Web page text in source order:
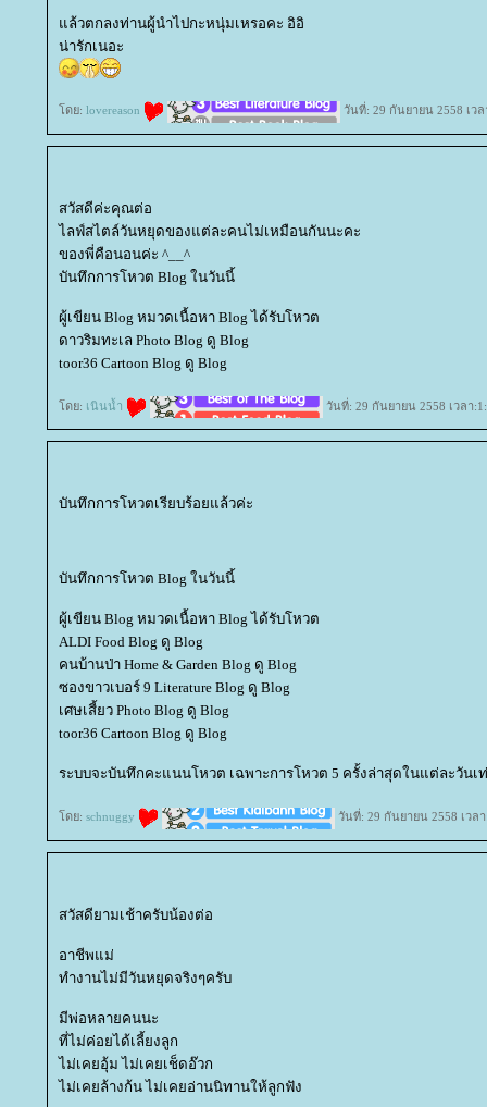
ล้วตกลงท่านผู้นำไปกะหนุ่มเหรอคะ อิอิ
น่ารักเนอะ
ดย: lovereason วันที่: 29 กันยายน 2558 เว
สวัสดีค่ะคุณต่อ
ไลฟ์สไตล์วันหยุดของแต่ละคนไม่เหมือนกันนะคะ
ของพี่คือนอนค่ะ ^__^
บันทึกการโหวต Blog ในวันนี้
ผู้เขียน Blog หมวดเนื้อหา Blog ได้รับโหวต
ดาวริมทะเล Photo Blog ดู Blog
toor36 Cartoon Blog ดู Blog
ดย: เนินน้ำ วันที่: 29 กันยายน 2558 เวลา
บันทึกการโหวตเรียบร้อยแล้วค่ะ
บันทึกการโหวต Blog ในวันนี้
ผู้เขียน Blog หมวดเนื้อหา Blog ได้รับโหวต
ALDI Food Blog ดู Blog
คนบ้านป่า Home & Garden Blog ดู Blog
ซองขาวเบอร์ 9 Literature Blog ดู Blog
เศษเสี้ยว Photo Blog ดู Blog
toor36 Cartoon Blog ดู Blog
ระบบจะบันทึกคะแนนโหวต เฉพาะการโหวต 5 ครั้งล่าสุดในแต่ละวันเ
ดย: schnuggy วันที่: 29 กันยายน 2558 เวล
สวัสดียามเช้าครับน้องต่อ
อาชีพแม่
ทำงานไม่มีวันหยุดจริงๆครับ
มีพ่อหลายคนนะ
ที่ไม่ค่อยได้เลี้ยงลูก
ไม่เคยอุ้ม ไม่เคยเช็ดอ๊วก
ไม่เคยล้างก้น ไม่เคยอ่านนิทานให้ลูกฟัง